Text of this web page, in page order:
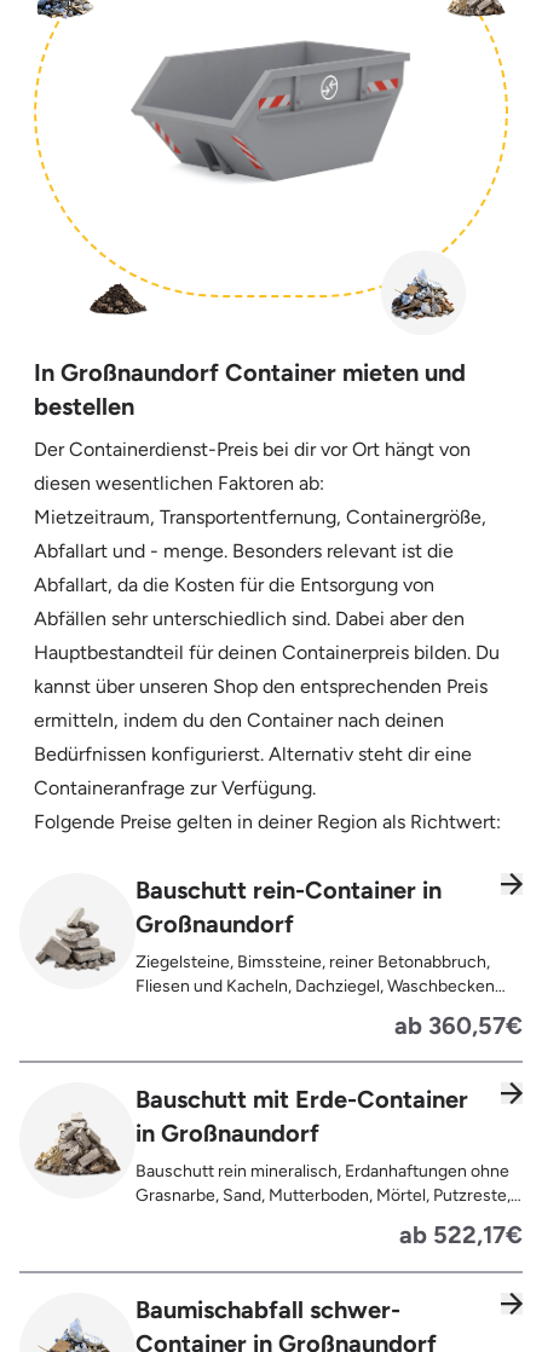
In Großnaundorf Container mieten und
bestellen
Der Containerdienst-Preis bei dir vor Ort hängt von
diesen wesentlichen Faktoren ab:
Mietzeitraum, Transportentfernung, Containergröße,
Abfallart und - menge. Besonders relevant ist die
Abfallart, da die Kosten für die Entsorgung von
Abfällen sehr unterschiedlich sind. Dabei aber den
Hauptbestandteil für deinen Containerpreis bilden. Du
kannst über unseren Shop den entsprechenden Preis
ermitteln, indem du den Container nach deinen
Bedürfnissen konfigurierst. Alternativ steht dir eine
Containeranfrage zur Verfügung.
Folgende Preise gelten in deiner Region als Richtwert:
Bauschutt rein-Container in
Großnaundorf
Ziegelsteine, Bimssteine, reiner Betonabbruch,
Fliesen und Kacheln, Dachziegel, Waschbecken
Pflastersteine, Kalksand-Mauerwerk, Zement und
Putzreste
ab 360,57€
Bauschutt mit Erde-Container
in Großnaundorf
Bauschutt rein mineralisch, Erdanhaftungen ohne
Grasnarbe, Sand, Mutterboden, Mörtel, Putzreste,
ab 522,17€
Baumischabfall schwer-
Container in Großnaundorf